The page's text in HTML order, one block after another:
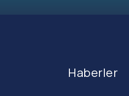
Haberler